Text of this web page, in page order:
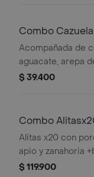
Combo Cazuela
Acompañada de
aguacate, arepa
sopa de elección
$ 39.400
Combo
Alitas x20 con
apio y zanahoria
$ 119.900